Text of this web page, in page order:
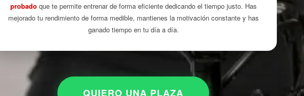
probadoque te permite entrenar de forma eficiente dedicando el tiempo justo. Has
mejorado tu rendimiento de forma medible, mantienes la motivación constante y has
ganado tiempo en tu día a día.
QUIERO UNA PLAZA